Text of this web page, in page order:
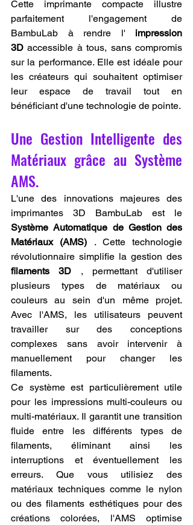
Cette imprimante compacte illustre
parfaitement l'engagement de
BambuLab à rendre l' impression
3D accessible à tous, sans compromis
sur la performance. Elle est idéale pour
les créateurs qui souhaitent optimiser
leur espace de travail tout en
bénéficiant d'une technologie de pointe.
Une Gestion Intelligente des
Matériaux grâce au Système
AMS.
L'une des innovations majeures des
Système Automatique de Gestion des
Matériaux (AMS) . Cette technologie
filaments 3D , permettant d'utiliser
plusieurs types de matériaux ou
couleurs au sein d'un même projet.
Avec l'AMS, les utilisateurs peuvent
travailler sur des conceptions
complexes sans avoir intervenir à
manuellement pour changer les
filaments.
Ce système est particulièrement utile
pour les impressions multi-couleurs ou
multi-matériaux. Il garantit une transition
fluide entre les différents types de
filaments, éliminant ainsi les
interruptions et éventuellement les
erreurs. Que vous utilisiez des
matériaux techniques comme le nylon
ou des filaments esthétiques pour des
créations colorées, l'AMS optimise